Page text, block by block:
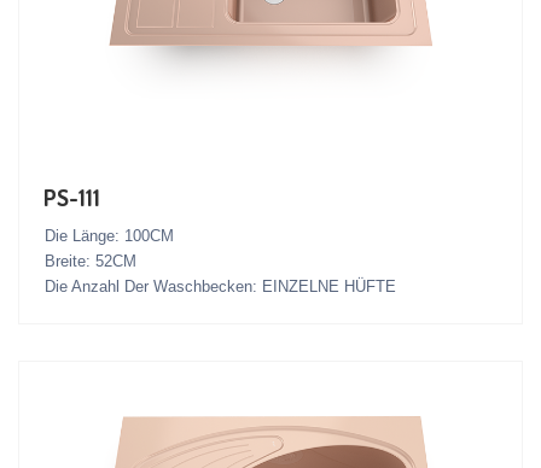
PS-111
Die Länge: 100CM
Breite: 52CM
Die Anzahl Der Waschbecken: EINZELNE HÜFTE